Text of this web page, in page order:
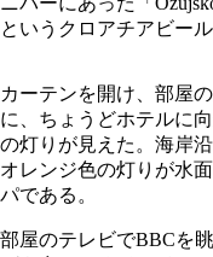
というクロアチアビー
カーテンを開け、部屋
に、ちょうどホテルに
の灯りが見えた。海岸
オレンジ色の灯りが水
パである。
部屋のテレビでBBCを